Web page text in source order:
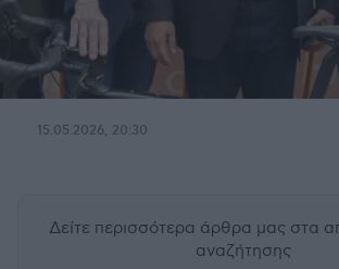
15.05.2026, 20:30
Δείτε περισσότερα άρθρα μας στα
αναζήτησης